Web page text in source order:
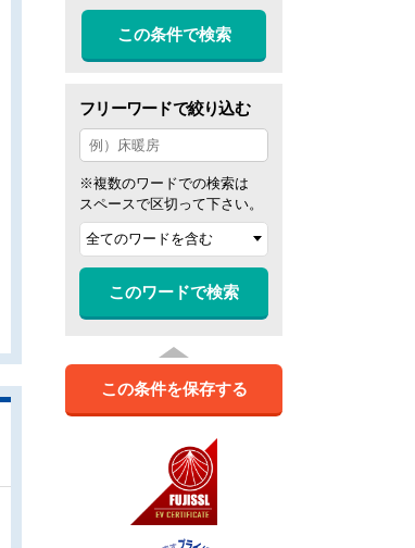
この条件で検索
フリーワードで絞り込む
※複数のワードでの検索は
スペースで区切って下さい。
このワードで検索
この条件を保存する